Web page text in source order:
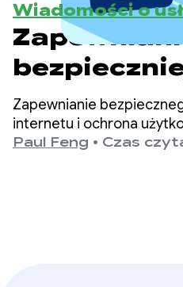
Wiadomości o
treści w
wieku
Zapewnianie
internetu i ochrona
szkodliwymi treściami to
Paul Feng • Czas